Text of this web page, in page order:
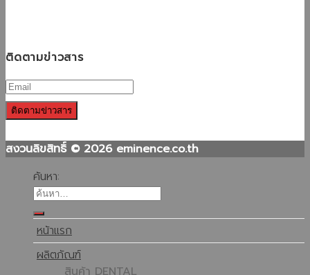
ติดตามข่าวสาร
สงวนลิขสิทธิ์ © 2026 eminence.co.th
ค้นหา:
หน้าแรก
ผลิตภัณฑ์